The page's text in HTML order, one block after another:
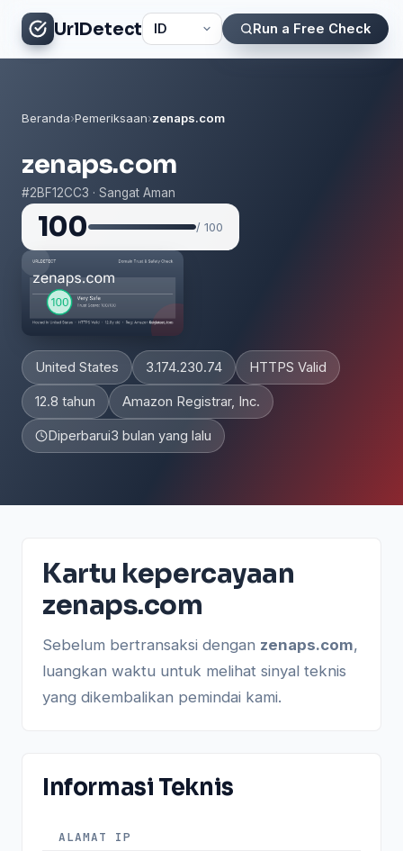
UrlDetect Run a Free Check
Beranda›Pemeriksaan›zenaps.com
zenaps.com
#2BF12CC3 · Sangat Aman
100 / 100
United States 3.174.230.74 HTTPS Valid
12.8 tahun Amazon Registrar, Inc.
Diperbarui3 bulan yang lalu
Kartu kepercayaan
zenaps.com
Sebelum bertransaksi dengan zenaps.com,
luangkan waktu untuk melihat sinyal teknis
yang dikembalikan pemindai kami.
Informasi Teknis
ALAMAT IP